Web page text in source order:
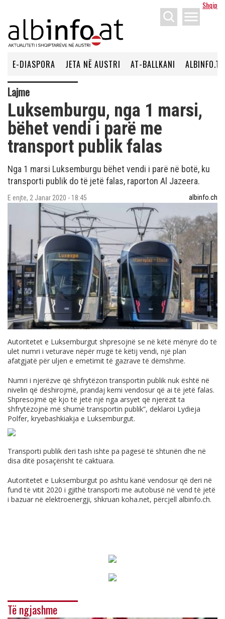
Shqip
menu
E-DIASPORA JETA NË AUSTRI AT-BALLKANI ALBINFO.TV
Lajme
Luksemburgu, nga 1 marsi,
bëhet vendi i parë me
transport publik falas
Nga 1 marsi Luksemburgu bëhet vendi i parë në botë, ku
transporti publik do të jetë falas, raporton Al Jazeera.
E enjte, 2 Janar 2020 - 18:45 albinfo.ch
Autoritetet e Luksemburgut shpresojnë se në këtë mënyrë do të
ulet numri i veturave nëpër rrugë të këtij vendi, një plan
afatgjatë për uljen e emetimit të gazrave të dëmshme.
Numri i njerëzve që shfrytëzon transportin publik nuk është në
nivelin që dëshirojmë, prandaj kemi vendosur që ai të jetë falas.
Shpresojmë që kjo të jetë një nga arsyet që njerëzit ta
shfrytëzojnë më shumë transportin publik”, deklaroi Lydieja
Polfer, kryebashkiakja e Luksemburgut.
Transporti publik deri tash ishte pa pagesë të shtunën dhe në
disa ditë posaçërisht të caktuara.
Autoritetet e Luksemburgut po ashtu kanë vendosur që deri në
fund të vitit 2020 i gjithë transporti me autobusë në vend të jetë
i bazuar në elektroenergji, shkruan koha.net, përcjell albinfo.ch.
Të ngjashme